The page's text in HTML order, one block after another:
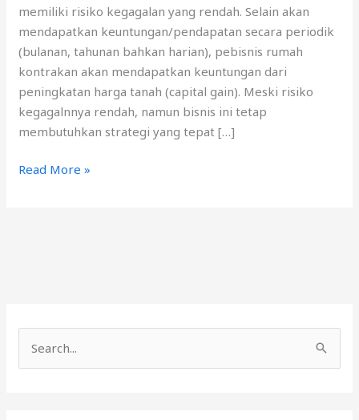
memiliki risiko kegagalan yang rendah. Selain akan
mendapatkan keuntungan/pendapatan secara periodik
(bulanan, tahunan bahkan harian), pebisnis rumah
kontrakan akan mendapatkan keuntungan dari
peningkatan harga tanah (capital gain). Meski risiko
kegagalnnya rendah, namun bisnis ini tetap
membutuhkan strategi yang tepat […]
Read More »